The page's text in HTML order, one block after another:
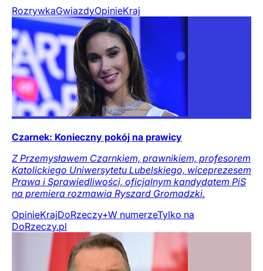
RozrywkaGwiazdyOpinieKraj
Czarnek: Konieczny pokój na prawicy
Z Przemysławem Czarnkiem, prawnikiem, profesorem
Katolickiego Uniwersytetu Lubelskiego, wiceprezesem
Prawa i Sprawiedliwości, oficjalnym kandydatem PiS
na premiera rozmawia Ryszard Gromadzki.
OpinieKrajDoRzeczy+W numerzeTylko na
DoRzeczy.pl